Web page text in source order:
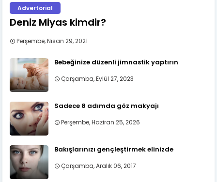
Advertorial
Deniz Miyas kimdir?
Perşembe, Nisan 29, 2021
Bebeğinize düzenli jimnastik yaptırın
Çarşamba, Eylül 27, 2023
Sadece 8 adımda göz makyajı
Perşembe, Haziran 25, 2026
Bakışlarınızı gençleştirmek elinizde
Çarşamba, Aralık 06, 2017